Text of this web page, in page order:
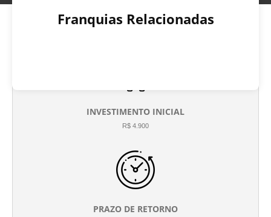
Franquias Relacionadas
INVESTIMENTO INICIAL
R$ 4.900
PRAZO DE RETORNO